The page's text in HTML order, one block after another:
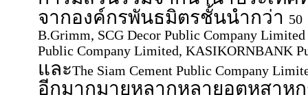
จากองค์กรพันธมิตรชั้นนำกว่า 50
B.Grimm, SCG Decor Public Company
Public Company Limited, KASIKORNBANK
และThe Siam Cement Public Company
อีกมากมายหลากหลายอุตหสาห